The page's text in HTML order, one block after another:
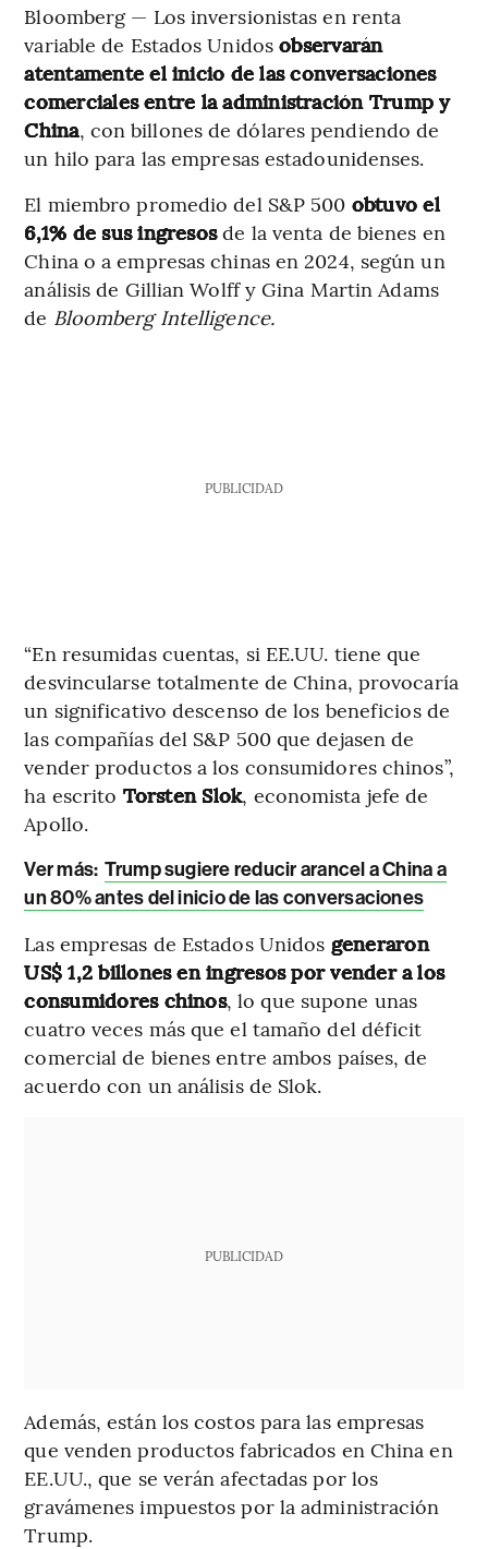
Bloomberg — Los inversionistas en renta
variable de Estados Unidosobservarán
atentamente el inicio de las conversaciones
comerciales entre la administración Trump y
China, con billones de dólares pendiendo de
un hilo para las empresas estadounidenses.
El miembro promedio del S&P 500 obtuvo el
6,1% de sus ingresosde la venta de bienes en
China o a empresas chinas en 2024, según un
análisis de Gillian Wolff y Gina Martin Adams
de Bloomberg Intelligence.
PUBLICIDAD
“En resumidas cuentas, si EE.UU. tiene que
desvincularse totalmente de China, provocaría
un significativo descenso de los beneficios de
las compañías del S&P 500 que dejasen de
vender productos a los consumidores chinos”,
ha escrito Torsten Slok, economista jefe de
Apollo.
Ver más: Trump sugiere reducir arancel a China a
un 80% antes del inicio de las conversaciones
Las empresas de Estados Unidos generaron
US$ 1,2 billones en ingresos por vender a los
consumidores chinos, lo que supone unas
cuatro veces más que el tamaño del déficit
comercial de bienes entre ambos países, de
acuerdo con un análisis de Slok.
PUBLICIDAD
Además, están los costos para las empresas
que venden productos fabricados en China en
EE.UU., que se verán afectadas por los
gravámenes impuestos por la administración
Trump.